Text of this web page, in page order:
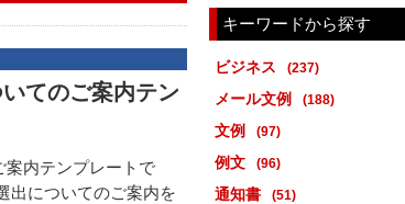
てのご案内テン
案内テンプレートで
出についてのご案内を
キーワードから探す
ビジネス (237)
メール文例 (188)
文例 (97)
例文 (96)
通知書 (51)